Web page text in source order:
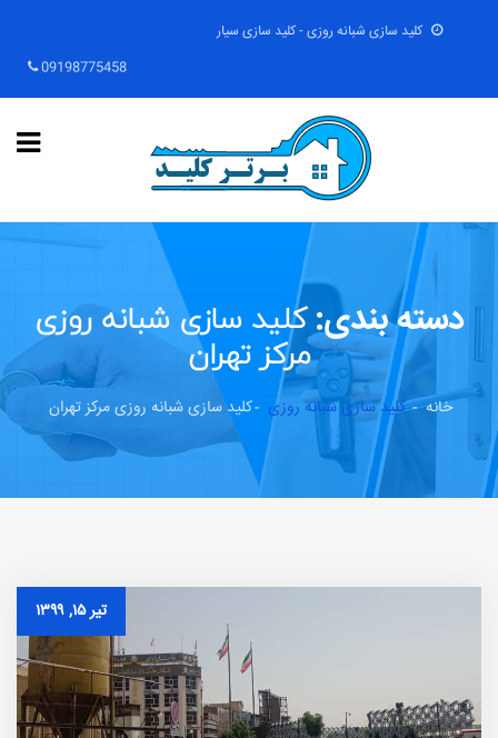
کلید سازی شبانه روزی - کلید سازی سیار
09198775458
دسته بندی:کلید سازی شبانه روزی
مرکز تهران
خانه کلید سازی شبانه روزی کلید سازی شبانه روزی مرکز تهران
تیر ۱۵, ۱۳۹۹